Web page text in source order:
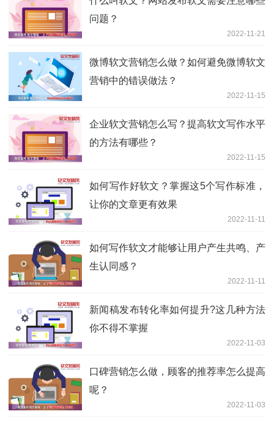
问题？
2022-11-21
微博软文营销怎么做？如何避免微博软文
营销中的错误做法？
2022-11-15
企业软文营销怎么写？提高软文写作水平
的方法有哪些？
2022-11-15
如何写作好软文？掌握这5个写作标准，
让你的文章更有效果
2022-11-11
如何写作软文才能够让用户产生共鸣、产
生认同感？
2022-11-11
新闻稿发布转化率如何提升?这几种方法
你不得不掌握
2022-11-03
口碑营销怎么做，顾客的推荐率怎么提高
呢？
2022-11-03